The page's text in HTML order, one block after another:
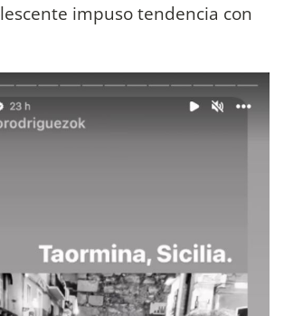
impuso tendencia con